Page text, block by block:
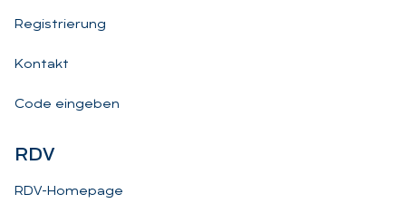
Registrierung
Kontakt
Code eingeben
RDV
RDV-Homepage